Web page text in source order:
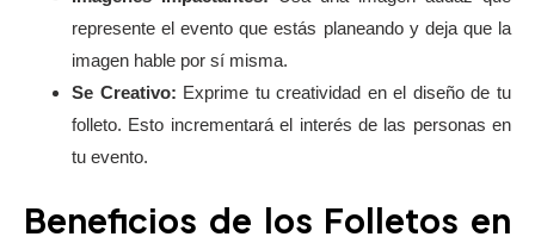
represente el evento que estás planeando y deja que la
imagen hable por sí misma.
Se Creativo: Exprime tu creatividad en el diseño de tu
folleto. Esto incrementará el interés de las personas en
tu evento.
Beneficios de los Folletos en